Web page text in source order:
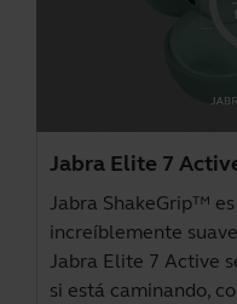
Jabra Elite 7
Jabra ShakeGrip™
increíblemente
Jabra Elite 7 Active
si está caminando,